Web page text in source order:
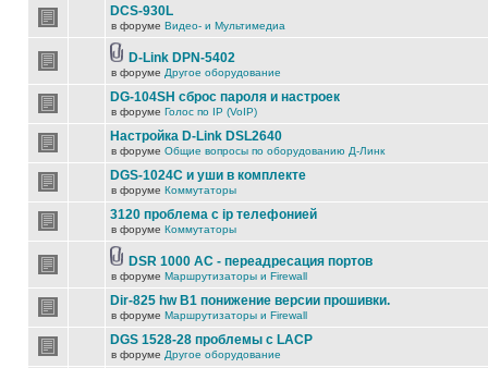
DCS-930L
в форуме Видео- и Мультимедиа
D-Link DPN-5402
в форуме Другое оборудование
DG-104SH сброс пароля и настроек
в форуме Голос по IP (VoIP)
Настройка D-Link DSL2640
в форуме Общие вопросы по оборудованию Д-Линк
DGS-1024C и уши в комплекте
в форуме Коммутаторы
3120 проблема с ip телефонией
в форуме Коммутаторы
DSR 1000 AC - переадресация портов
в форуме Маршрутизаторы и Firewall
Dir-825 hw B1 понижение версии прошивки.
в форуме Маршрутизаторы и Firewall
DGS 1528-28 проблемы с LACP
в форуме Другое оборудование